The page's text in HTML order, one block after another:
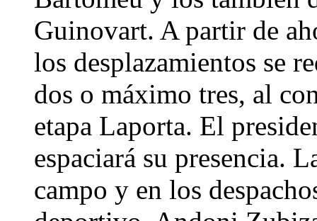
Guinovart. A partir de
los desplazamientos se
dos o máximo tres, al
etapa Laporta. El
espaciará su presencia.
campo y en los